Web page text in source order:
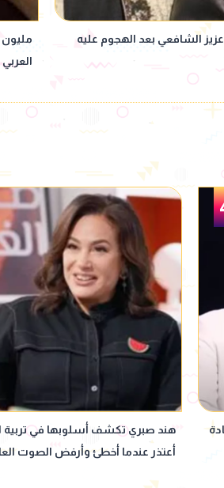
الشافعي بعد الهجوم عليه
العربي
مدحت العدل يكشف تأثير حق الأداء
على السينما وأجور الفنانين